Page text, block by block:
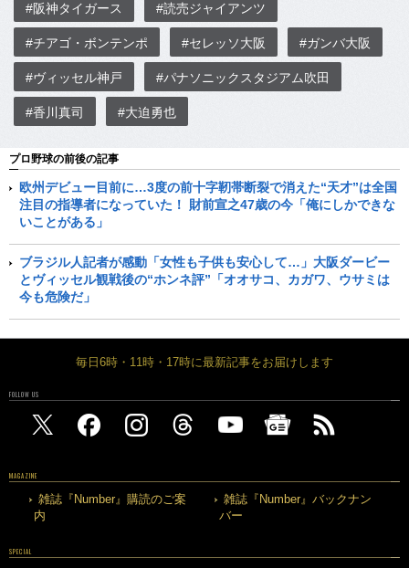
#阪神タイガース #読売ジャイアンツ
#チアゴ・ボンテンポ #セレッソ大阪 #ガンバ大阪
#ヴィッセル神戸 #パナソニックスタジアム吹田
#香川真司 #大迫勇也
プロ野球の前後の記事
欧州デビュー目前に…3度の前十字靭帯断裂で消えた“天才”は全国
注目の指導者になっていた！ 財前宣之47歳の今「俺にしかできな
いことがある」
ブラジル人記者が感動「女性も子供も安心して…」大阪ダービー
とヴィッセル観戦後の“ホンネ評”「オオサコ、カガワ、ウサミは
今も危険だ」
毎日6時・11時・17時に最新記事をお届けします
FOLLOW US
MAGAZINE
雑誌『Number』購読のご案
内
雑誌『Number』バックナン
バー
SPECIAL